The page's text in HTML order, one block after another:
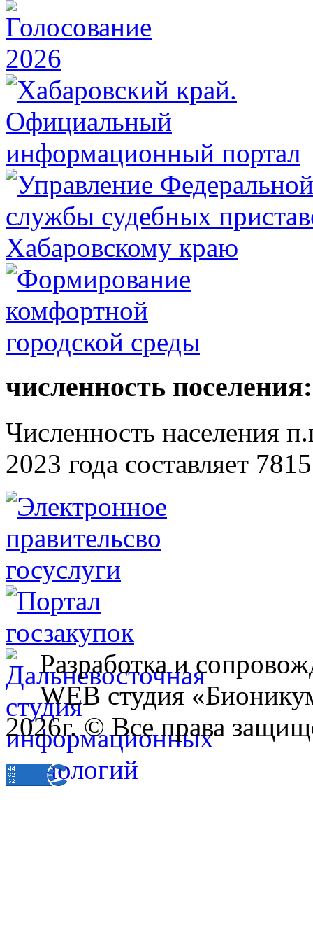
численность поселения:
Численность населения
2023 года составляет
Разработка и
WEB студия
2026г. © Все права